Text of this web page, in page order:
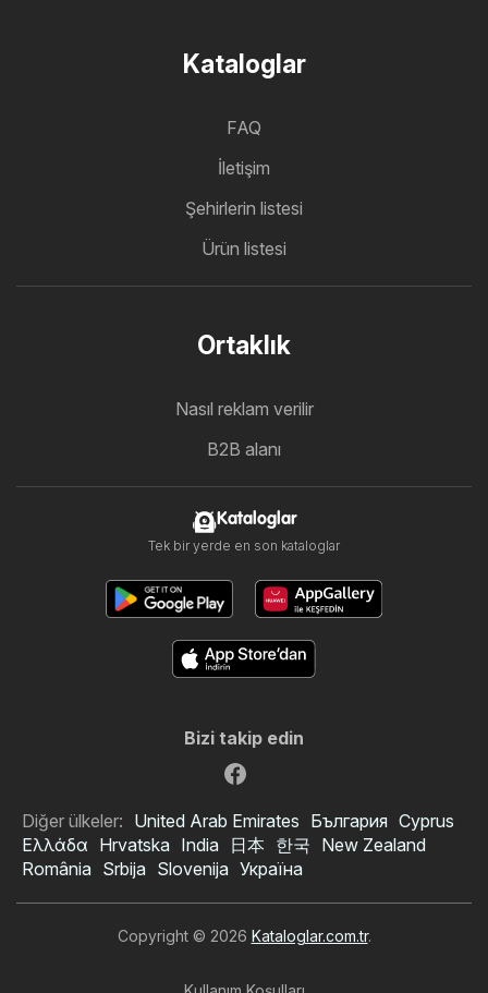
Kataloglar
FAQ
İletişim
Şehirlerin listesi
Ürün listesi
Ortaklık
Nasıl reklam verilir
B2B alanı
Kataloglar
Tek bir yerde en son kataloglar
Bizi takip edin
Diğer ülkeler: United Arab Emirates България Cyprus
Ελλάδα Hrvatska India 日本 한국 New Zealand
România Srbija Slovenija Україна
Copyright © 2026 Kataloglar.com.tr.